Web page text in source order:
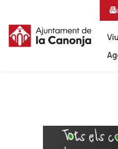
contingut
principal
la
navegacio